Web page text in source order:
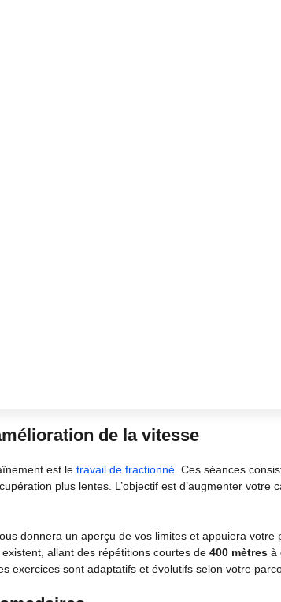
de la vitesse
est le travail de fractionné. Ces séances
plus lentes. L’objectif est d’augmenter votre
donnera un aperçu de vos limites et appuiera votre
allant des répétitions courtes de 400 mètres à
exercices sont adaptatifs et évolutifs selon votre